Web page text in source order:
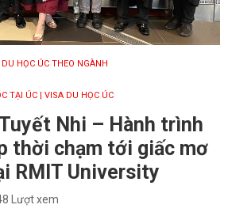
| DU HỌC ÚC THEO NGÀNH
TẠI ÚC | VISA DU HỌC ÚC
Nhi – Hành trình
thời chạm tới giấc mơ
RMIT University
Lượt xem